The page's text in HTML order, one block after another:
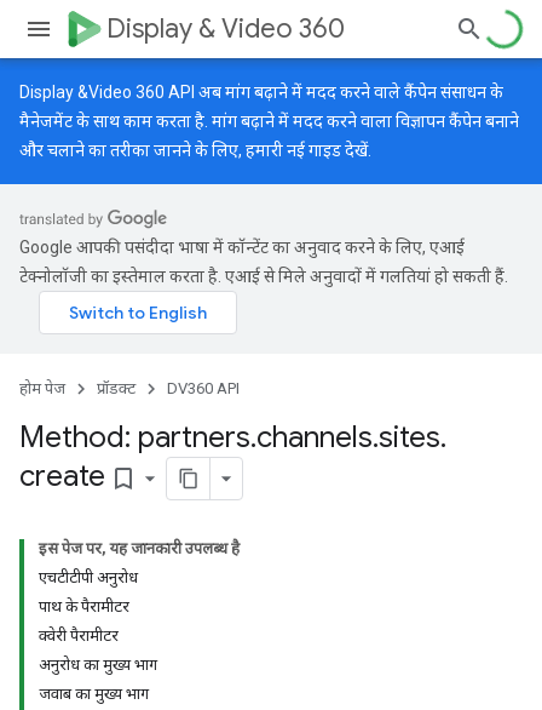
Display & Video 360
Display &Video 360 API अब मांग बढ़ाने में मदद करने वाले कैंपेन संसाधन के
मैनेजमेंट के साथ काम करता है. मांग बढ़ाने में मदद करने वाला विज्ञापन कैंपेन बनाने
और चलाने का तरीका जानने के लिए, हमारीनई गाइडदेखें.
Google आपकी पसंदीदा भाषा में कॉन्टेंट का अनुवाद करने के लिए, एआई
टेक्नोलॉजी का इस्तेमाल करता है. एआई से मिले अनुवादों में गलतियां हो सकती हैं.
होम पेज प्रॉडक्ट DV360 API
Method: partners.channels.sites.
create bookmark_border
इस पेज पर, यह जानकारी उपलब्ध है
एचटीटीपी अनुरोध
पाथ के पैरामीटर
क्वेरी पैरामीटर
अनुरोध का मुख्य भाग
जवाब का मुख्य भाग